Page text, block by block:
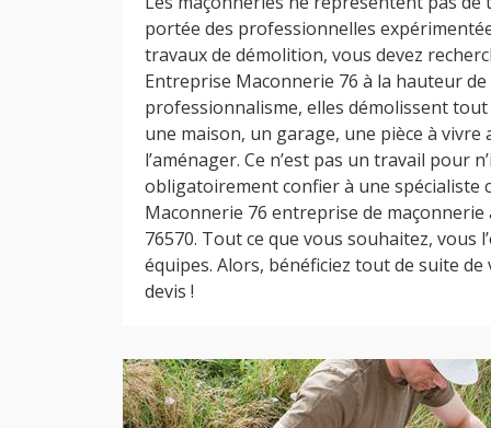
portée des professionnelles
travaux de démolition, vous devez
Entreprise Maconnerie 76 à la hauteur
professionnalisme, elles démolissent tout
une maison, un garage, une pièce à vivre
l’aménager. Ce n’est pas un travail pour
obligatoirement confier à une spécialiste
Maconnerie 76 entreprise de maçonnerie
76570. Tout ce que vous souhaitez, vous
équipes. Alors, bénéficiez tout de suite
devis !